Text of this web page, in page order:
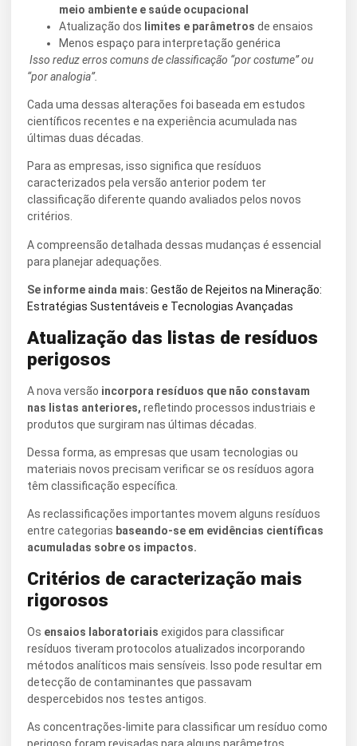
meio ambiente e saúde ocupacional
Atualização dos limites e parâmetros de ensaios
Menos espaço para interpretação genérica
Isso reduz erros comuns de classificação “por costume” ou
“por analogia”.
Cada uma dessas alterações foi baseada em estudos
científicos recentes e na experiência acumulada nas
últimas duas décadas.
Para as empresas, isso significa que resíduos
caracterizados pela versão anterior podem ter
classificação diferente quando avaliados pelos novos
critérios.
A compreensão detalhada dessas mudanças é essencial
para planejar adequações.
Se informe ainda mais: Gestão de Rejeitos na Mineração:
Estratégias Sustentáveis e Tecnologias Avançadas
Atualização das listas de resíduos
perigosos
A nova versão incorpora resíduos que não constavam
nas listas anteriores, refletindo processos industriais e
produtos que surgiram nas últimas décadas.
Dessa forma, as empresas que usam tecnologias ou
materiais novos precisam verificar se os resíduos agora
têm classificação específica.
As reclassificações importantes movem alguns resíduos
entre categorias baseando-se em evidências científicas
acumuladas sobre os impactos.
Critérios de caracterização mais
rigorosos
Os ensaios laboratoriais exigidos para classificar
resíduos tiveram protocolos atualizados incorporando
métodos analíticos mais sensíveis. Isso pode resultar em
detecção de contaminantes que passavam
despercebidos nos testes antigos.
As concentrações-limite para classificar um resíduo como